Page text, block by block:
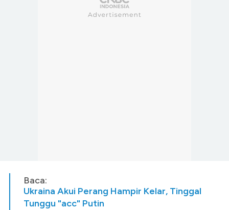
Baca:
Ukraina Akui Perang Hampir Kelar, Tinggal
Tunggu "acc" Putin